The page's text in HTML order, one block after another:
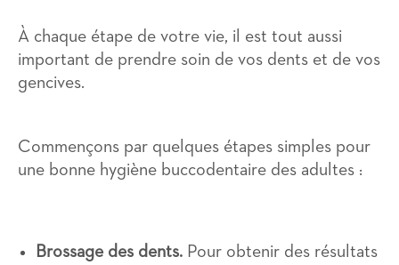
À chaque étape de votre vie, il est tout aussi
important de prendre soin de vos dents et de vos
gencives.
Commençons par quelques étapes simples pour
une bonne hygiène buccodentaire des adultes :
Brossage des dents. Pour obtenir des résultats